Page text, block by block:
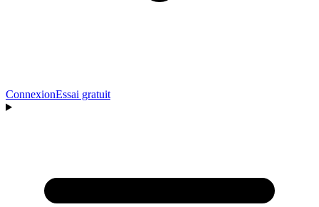
ConnexionEssai gratuit